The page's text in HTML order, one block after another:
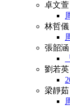
卓文萱
林哲儀
張韶涵
劉若英
梁靜茹